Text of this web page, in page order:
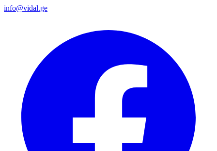
info@vidal.ge